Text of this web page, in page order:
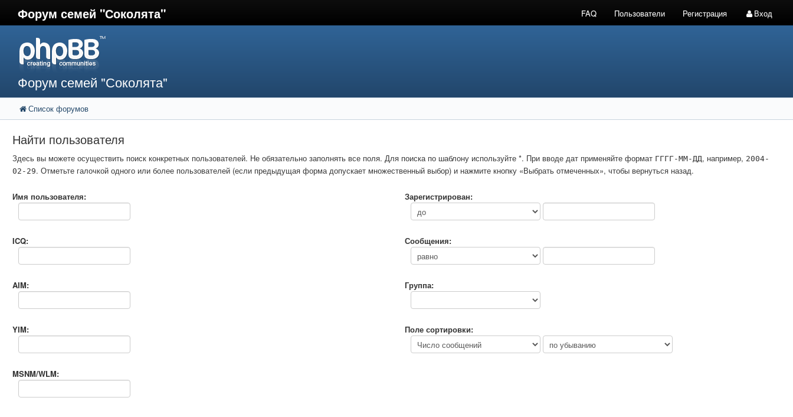
Форум семей "Соколята" FAQ Пользователи Регистрация Вход
Форум семей "Соколята"
Список форумов
Найти пользователя
Здесь вы можете осуществить поиск конкретных пользователей. Не обязательно заполнять все поля. Для поиска по шаблону используйте *. При вводе дат применяйте формат ГГГГ-ММ-ДД, например, 2004-
02-29. Отметьте галочкой одного или более пользователей (если предыдущая форма допускает множественный выбор) и нажмите кнопку «Выбрать отмеченных», чтобы вернуться назад.
Имя пользователя:
ICQ:
AIM:
YIM:
MSNM/WLM:
Зарегистрирован:
Сообщения:
Группа:
Поле сортировки: